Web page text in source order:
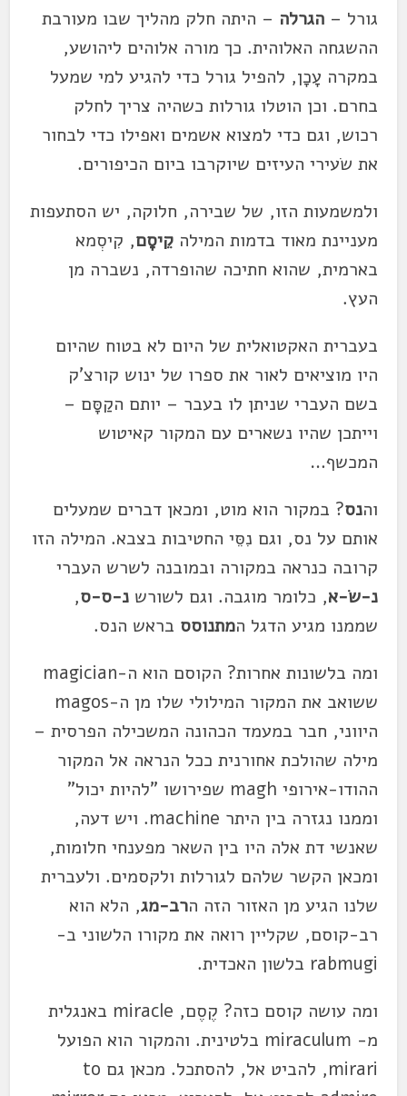
גורל –הגרלה – היתה חלק מהליך שבו מעורבת
ההשגחה האלוהית. כך מורה אלוהים ליהושע,
במקרה עָכָן, להפיל גורל כדי להגיע למי שמעל
בחרם. וכן הוטלו גורלות כשהיה צריך לחלק
רכוש, וגם כדי למצוא אשמים ואפילו כדי לבחור
את שׂעירי העיזים שיוקרבו ביום הכיפורים.
ולמשמעות הזו, של שבירה, חלוקה, יש הסתעפות
מעניינת מאוד בדמות המילהקֵיסָם, קִיסְמא
בארמית, שהוא חתיכה שהופרדה, נשברה מן
העץ.
בעברית האקטואלית של היום לא בטוח שהיום
היו מוציאים לאור את ספרו של ינוש קורצ'ק
בשם העברי שניתן לו בעבר – יותם הקַסָּם –
וייתכן שהיו נשארים עם המקור קאיטוש
המכשף…
והנס? במקור הוא מוט, ומכאן דברים שמעלים
אותם על נס, וגם נִסֵּי החטיבות בצבא. המילה הזו
קרובה כנראה במקורה ובמובנה לשרש העברי
נ-שׂ-א, כלומר מוגבה. וגם לשורש נ-ס-ס,
שממנו מגיע הדגל המתנוסס בראש הנס.
ומה בלשונות אחרות? הקוסם הוא ה-magician
ששואב את המקור המילולי שלו מן ה-magos
היווני, חבר במעמד הכהונה המשכילה הפרסית –
מילה שהולכת אחורנית ככל הנראה אל המקור
ההודו-אירופי magh שפירושו "להיות יכול"
וממנו נגזרה בין היתר machine. ויש דעה,
שאנשי דת אלה היו בין השאר מפענחי חלומות,
ומכאן הקשר שלהם לגורלות ולקסמים. ולעברית
שלנו הגיע מן האזור הזה הרב-מג, הלא הוא
רב-קוסם, שקליין רואה את מקורו הלשוני ב-
rabmugi בלשון האכדית.
ומה עושה קוסם כזה? קֶסֶם, miracle באנגלית
מ- miraculum בלטינית. והמקור הוא הפועל
mirari, להביט אל, להסתכל. מכאן גם to